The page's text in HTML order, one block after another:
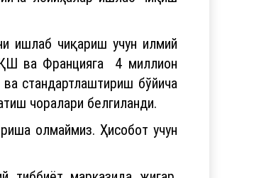
ишлаб чиқариш учун илмий
ва Францияга 4 миллион
стандартлаштириш бўйича
чоралари белгиланди.
олмаймиз. Ҳисобот учун
тиббиёт марказида жигар,
амалиётларни йўлга қўйиш